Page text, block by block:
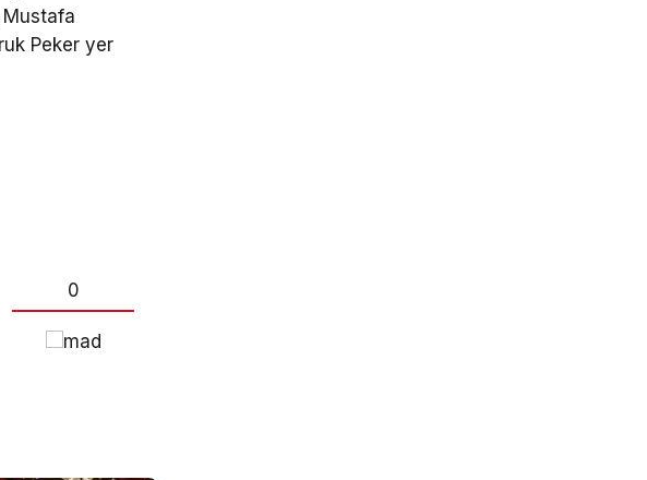
Mustafa
Peker yer
0